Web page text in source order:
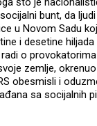
bunt, da
u Novom Sadu
i desetine hiljada
o
zemlje,
obesmisli i
sa socijalnih